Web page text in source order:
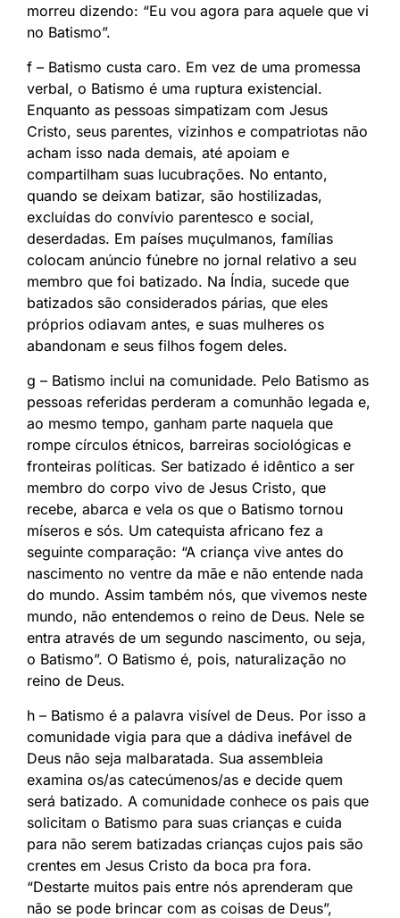
morreu dizendo: “Eu vou agora para aquele que vi
no Batismo”.
f – Batismo custa caro. Em vez de uma promessa
verbal, o Batismo é uma ruptura existencial.
Enquanto as pessoas simpatizam com Jesus
Cristo, seus parentes, vizinhos e compatriotas não
acham isso nada demais, até apoiam e
compartilham suas lucubrações. No entanto,
quando se deixam batizar, são hostilizadas,
excluídas do convívio parentesco e social,
deserdadas. Em países muçulmanos, famílias
colocam anúncio fúnebre no jornal relativo a seu
membro que foi batizado. Na Índia, sucede que
batizados são considerados párias, que eles
próprios odiavam antes, e suas mulheres os
abandonam e seus filhos fogem deles.
g – Batismo inclui na comunidade. Pelo Batismo as
pessoas referidas perderam a comunhão legada e,
ao mesmo tempo, ganham parte naquela que
rompe círculos étnicos, barreiras sociológicas e
fronteiras políticas. Ser batizado é idêntico a ser
membro do corpo vivo de Jesus Cristo, que
recebe, abarca e vela os que o Batismo tornou
míseros e sós. Um catequista africano fez a
seguinte comparação: “A criança vive antes do
nascimento no ventre da mãe e não entende nada
do mundo. Assim também nós, que vivemos neste
mundo, não entendemos o reino de Deus. Nele se
entra através de um segundo nascimento, ou seja,
o Batismo”. O Batismo é, pois, naturalização no
reino de Deus.
h – Batismo é a palavra visível de Deus. Por isso a
comunidade vigia para que a dádiva inefável de
Deus não seja malbaratada. Sua assembleia
examina os/as catecúmenos/as e decide quem
será batizado. A comunidade conhece os pais que
solicitam o Batismo para suas crianças e cuida
para não serem batizadas crianças cujos pais são
crentes em Jesus Cristo da boca pra fora.
“Destarte muitos pais entre nós aprenderam que
não se pode brincar com as coisas de Deus”,